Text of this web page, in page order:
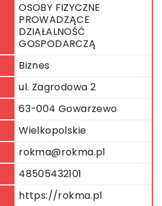
OSOBY FIZYCZNE
PROWADZĄCE
DZIAŁALNOŚĆ
GOSPODARCZĄ
Biznes
ul. Zagrodowa 2
63-004 Gowarzewo
Wielkopolskie
rokma@rokma.pl
48505432101
https://rokma.pl